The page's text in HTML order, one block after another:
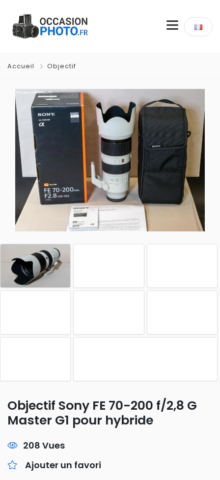
Accueil Objectif
Objectif Sony FE 70-200 f/2,8 G
Master G1 pour hybride
208 Vues
Ajouter un favori